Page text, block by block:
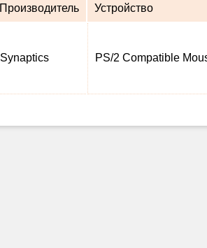
Производитель Устройство
Synaptics PS/2 Compatible